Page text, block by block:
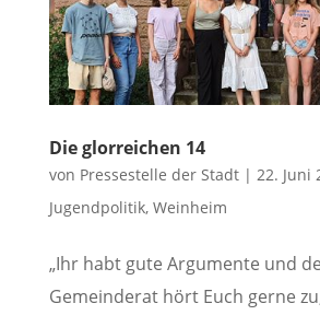
Die glorreichen 14
von Pressestelle der Stadt| 22. Juni
Jugendpolitik, Weinheim
„Ihr habt gute Argumente und
Gemeinderat hört Euch gerne